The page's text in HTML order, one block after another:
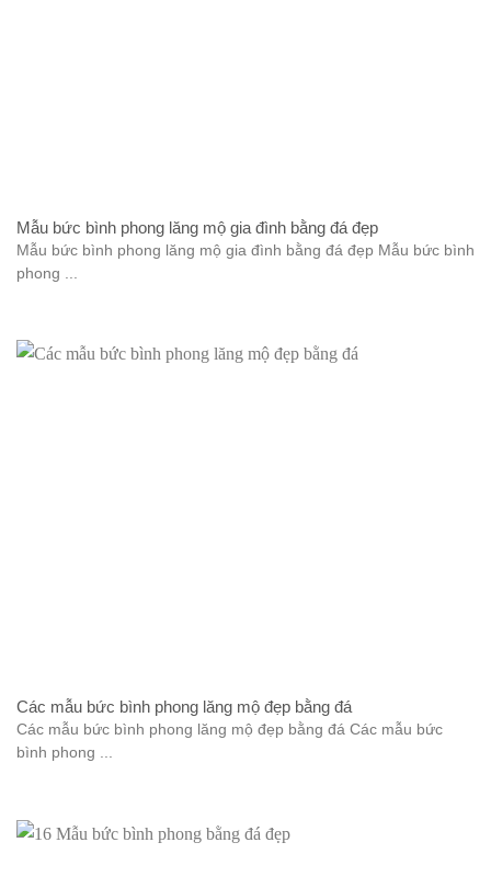
Mẫu bức bình phong lăng mộ gia đình bằng đá đẹp
Mẫu bức bình phong lăng mộ gia đình bằng đá đẹp Mẫu bức bình
phong ...
Các mẫu bức bình phong lăng mộ đẹp bằng đá
Các mẫu bức bình phong lăng mộ đẹp bằng đá Các mẫu bức
bình phong ...